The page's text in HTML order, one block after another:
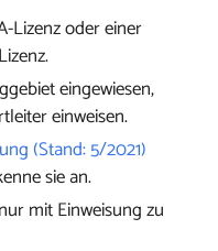
Lizenz oder einer
eingewiesen,
einweisen.
(Stand: 5/2021)
sie an.
mit Einweisung zu